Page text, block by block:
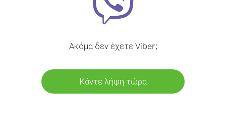
Ακόμα δεν έχετε Viber;
Κάντε λήψη τώρα